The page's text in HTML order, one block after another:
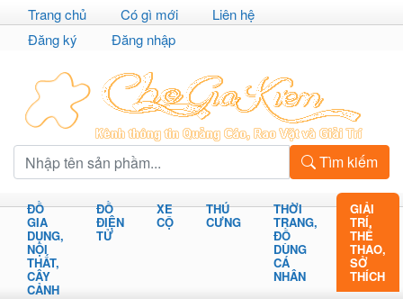
Trang chủ Có gì mới
Liên hệ
Đăng ký
Đăng nhập
Tìm kiếm
ĐỒ
GIA
DỤNG,
NỘI
THẤT,
CÂY
CẢNH
ĐỒ
ĐIỆN
TỬ
XE
CỘ
THÚ
CƯNG
THỜI
TRANG,
ĐỒ
DÙNG
CÁ
NHÂN
GIẢI
TRÍ,
THỂ
THAO,
SỞ
THÍCH